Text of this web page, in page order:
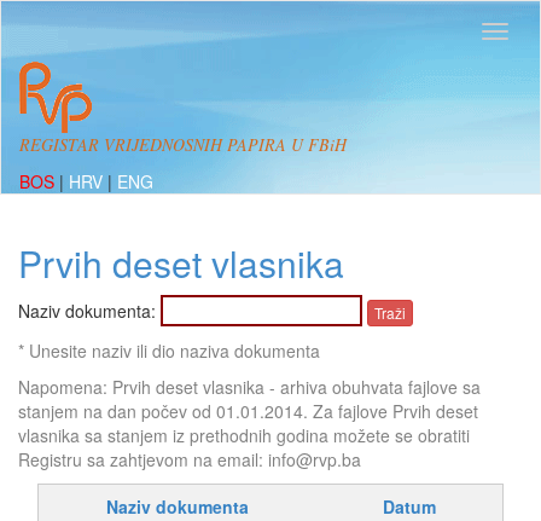
REGISTAR VRIJEDNOSNIH PAPIRA U FBiH
BOS | HRV | ENG
Prvih deset vlasnika
Naziv dokumenta:
* Unesite naziv ili dio naziva dokumenta
Napomena: Prvih deset vlasnika - arhiva obuhvata fajlove sa
stanjem na dan počev od 01.01.2014. Za fajlove Prvih deset
vlasnika sa stanjem iz prethodnih godina možete se obratiti
Registru sa zahtjevom na email: info@rvp.ba
Naziv dokumenta
Datum